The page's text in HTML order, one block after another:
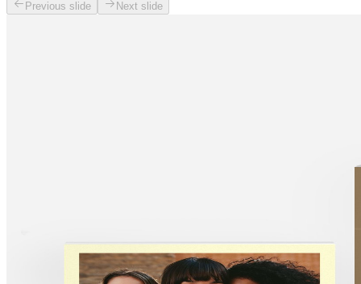
Previous slide Next slide